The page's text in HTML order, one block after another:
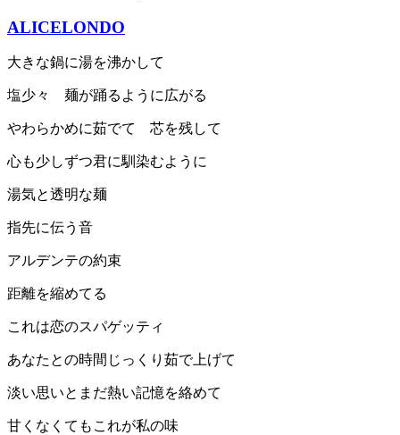
ALICELONDO
大きな鍋に湯を沸かして
塩少々 麺が踊るように広がる
やわらかめに茹でて 芯を残して
心も少しずつ君に馴染むように
湯気と透明な麺
指先に伝う音
アルデンテの約束
距離を縮めてる
これは恋のスパゲッティ
あなたとの時間じっくり茹で上げて
淡い思いとまだ熱い記憶を絡めて
甘くなくてもこれが私の味